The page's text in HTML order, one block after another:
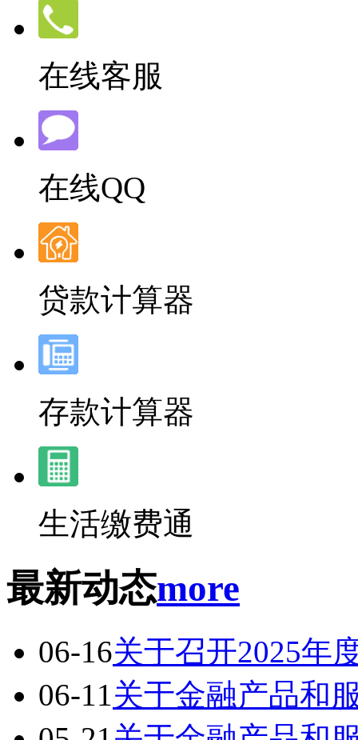
在线客服
在线QQ
贷款计算器
存款计算器
生活缴费通
最新动态more
06-16关于召开2025年
06-11关于金融产品和